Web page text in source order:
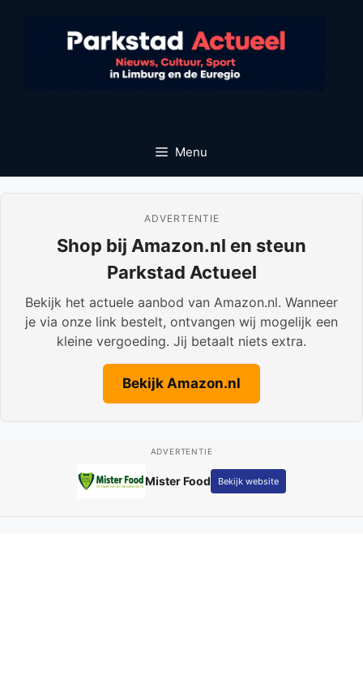
Menu
ADVERTENTIE
Shop bij Amazon.nl en steun
Parkstad Actueel
Bekijk het actuele aanbod van Amazon.nl. Wanneer
je via onze link bestelt, ontvangen wij mogelijk een
kleine vergoeding. Jij betaalt niets extra.
Bekijk Amazon.nl
ADVERTENTIE
Mister Food Bekijk website